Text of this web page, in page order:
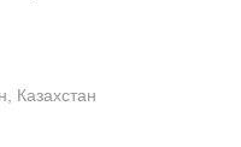
Казахстан